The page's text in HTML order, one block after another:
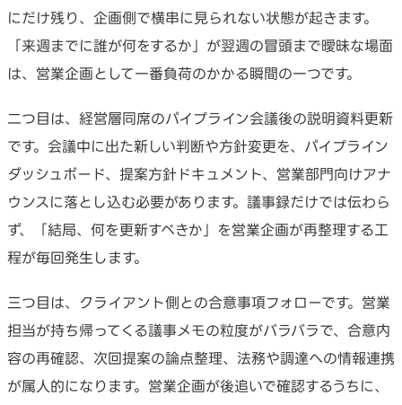
にだけ残り、企画側で横串に見られない状態が起きます。
「来週までに誰が何をするか」が翌週の冒頭まで曖昧な場面
は、営業企画として一番負荷のかかる瞬間の一つです。
二つ目は、経営層同席のパイプライン会議後の説明資料更新
です。会議中に出た新しい判断や方針変更を、パイプライン
ダッシュボード、提案方針ドキュメント、営業部門向けアナ
ウンスに落とし込む必要があります。議事録だけでは伝わら
ず、「結局、何を更新すべきか」を営業企画が再整理する工
程が毎回発生します。
三つ目は、クライアント側との合意事項フォローです。営業
担当が持ち帰ってくる議事メモの粒度がバラバラで、合意内
容の再確認、次回提案の論点整理、法務や調達への情報連携
が属人的になります。営業企画が後追いで確認するうちに、